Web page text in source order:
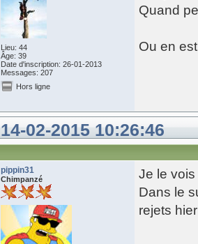
Lieu: 44
Âge: 39
Date d'inscription: 26-01-2013
Messages: 207
Quand
Ou en
Hors ligne
14-02-2015 10:26:46
pippin31
Chimpanzé
Je le
Dans le
rejets